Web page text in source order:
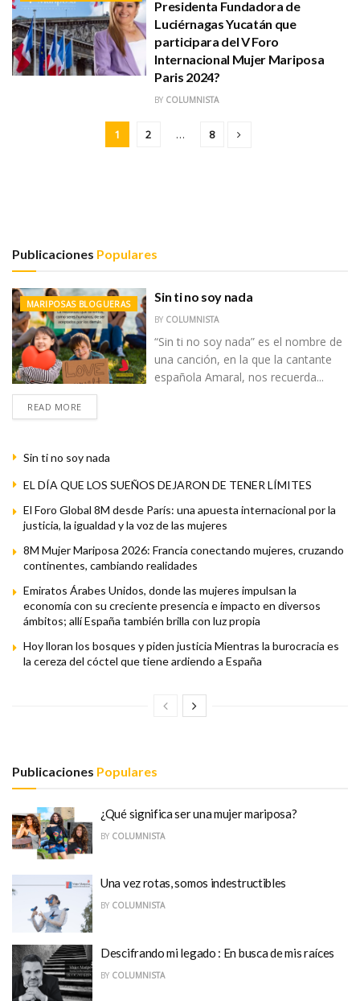
Presidenta Fundadora de
Luciérnagas Yucatán que
participara del V Foro
Internacional Mujer Mariposa
Paris 2024?
BY COLUMNISTA
1 2 … 8
Publicaciones Populares
MARIPOSAS BLOGUERAS Sin ti no soy nada
BY COLUMNISTA
“Sin ti no soy nada” es el nombre de
una canción, en la que la cantante
española Amaral, nos recuerda...
READ MORE
Sin ti no soy nada
EL DÍA QUE LOS SUEÑOS DEJARON DE TENER LÍMITES
El Foro Global 8M desde París: una apuesta internacional por la
justicia, la igualdad y la voz de las mujeres
8M Mujer Mariposa 2026: Francia conectando mujeres, cruzando
continentes, cambiando realidades
Emiratos Árabes Unidos, donde las mujeres impulsan la
economía con su creciente presencia e impacto en diversos
ámbitos; allí España también brilla con luz propia
Hoy lloran los bosques y piden justicia Mientras la burocracia es
la cereza del cóctel que tiene ardiendo a España
Publicaciones Populares
¿Qué significa ser una mujer mariposa?
BY COLUMNISTA
Una vez rotas, somos indestructibles
BY COLUMNISTA
Descifrando mi legado : En busca de mis raíces
BY COLUMNISTA